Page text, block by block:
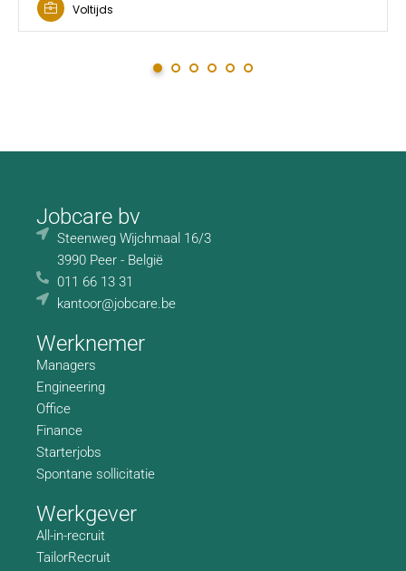
Voltijds
Jobcare bv
Steenweg Wijchmaal 16/3
3990 Peer - België
011 66 13 31
kantoor@jobcare.be
Werknemer
Managers
Engineering
Office
Finance
Starterjobs
Spontane sollicitatie
Werkgever
All-in-recruit
TailorRecruit